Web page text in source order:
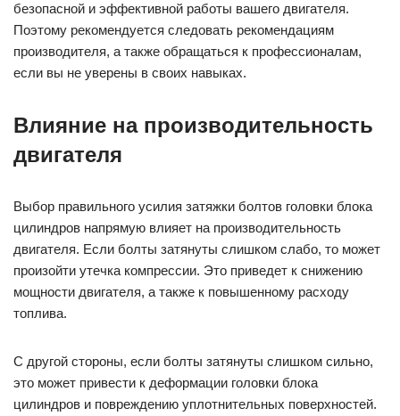
безопасной и эффективной работы вашего двигателя.
Поэтому рекомендуется следовать рекомендациям
производителя, а также обращаться к профессионалам,
если вы не уверены в своих навыках.
Влияние на производительность
двигателя
Выбор правильного усилия затяжки болтов головки блока
цилиндров напрямую влияет на производительность
двигателя. Если болты затянуты слишком слабо, то может
произойти утечка компрессии. Это приведет к снижению
мощности двигателя, а также к повышенному расходу
топлива.
С другой стороны, если болты затянуты слишком сильно,
это может привести к деформации головки блока
цилиндров и повреждению уплотнительных поверхностей.